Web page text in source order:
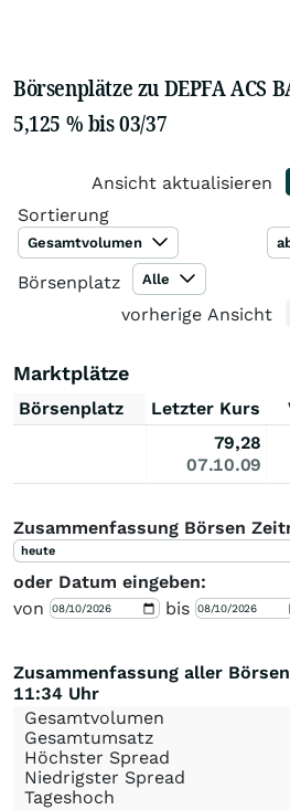
Börsenplätze zu DEPFA ACS
5,125 % bis 03/37
Ansicht aktualisieren
Sortierung
Gesamtvolumen
Börsenplatz Alle
vorherige Ansicht
Marktplätze
Börsenplatz Letzter Kurs
79,28
07.10.09
Zusammenfassung Börsen
heute
oder Datum eingeben:
von
bis
Zusammenfassung aller
11:34 Uhr
Gesamtvolumen
Gesamtumsatz
Höchster Spread
Niedrigster Spread
Tageshoch